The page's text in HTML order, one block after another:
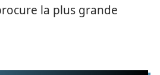
la plus grande